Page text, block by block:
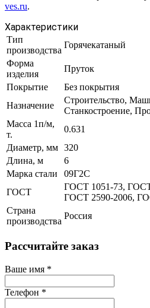
ves.ru.
Характеристики
Тип
производства
Горячекатаный
Форма
изделия
Пруток
Покрытие
Без покрытия
Назначение
Строительство,
Станкостроение,
Масса 1п/м,
т.
0.631
Диаметр, мм 320
Длина, м
6
Марка стали
09Г2С
ГОСТ
ГОСТ 1051-73,
ГОСТ 2590-2006,
Страна
производства
Россия
Рассчитайте заказ
Ваше имя *
Телефон *